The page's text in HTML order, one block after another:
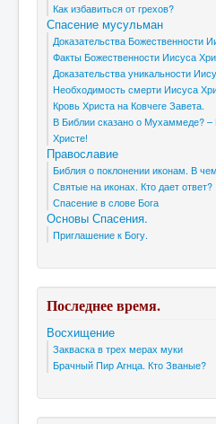
Как избавиться от грехов?
Спасение мусульман
Доказательства Божественности
Факты Божественности Иисуса
Доказательства уникальности
Необходимость смерти Иисуса
Кровь Христа на Ковчеге Завета.
В Библии сказано о Мухаммеде?
Христе!
Православие
Библия о поклонении иконам. В
Святые на иконах. Кто дает ответ?
Спасение в слове Бога
Основы Спасения.
Приглашение к Богу.
Последнее время.
Восхищение
Закваска в трех мерах муки
Брачный Пир Агнца. Кто Званые?